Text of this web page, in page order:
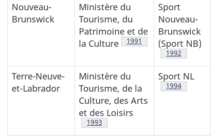
Nouveau-
Brunswick
Ministère du
Tourisme, du
Patrimoine et de
la Culture
Note de bas de page
1991
Sport
Nouveau-
Brunswick
(Sport NB)
Note de bas de
1992
Terre-Neuve-
et-Labrador
Ministère du
Tourisme, de la
Culture, des Arts
et des Loisirs
Note de bas de page
1993
Sport NL
Note de bas de
1994